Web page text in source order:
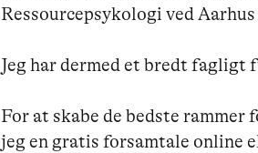
Ressourcepsykologi ved
Jeg har dermed et bredt fagligt
For at skabe de bedste
jeg en gratis forsamtale online